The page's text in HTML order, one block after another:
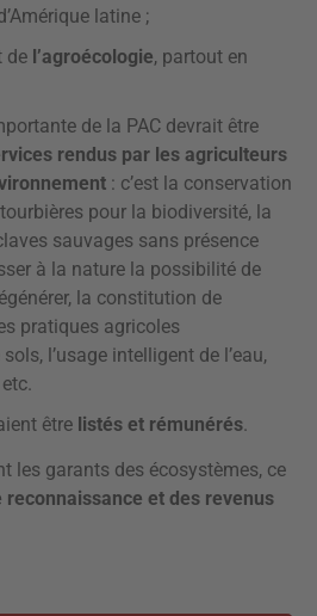
latine ;
de l’agroécologie, partout en
de la PAC devrait être
rendus par les agriculteurs
: c’est la conservation
pour la biodiversité, la
sauvages sans présence
à la nature la possibilité de
la constitution de
pratiques agricoles
l’usage intelligent de l’eau,
être listés et rémunérés.
les garants des écosystèmes, ce
reconnaissance et des revenus